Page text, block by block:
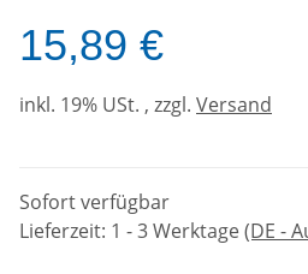
15,89 €
inkl. 19% USt. , zzgl. Versand
Sofort verfügbar
Lieferzeit: 1 - 3 Werktage(DE -